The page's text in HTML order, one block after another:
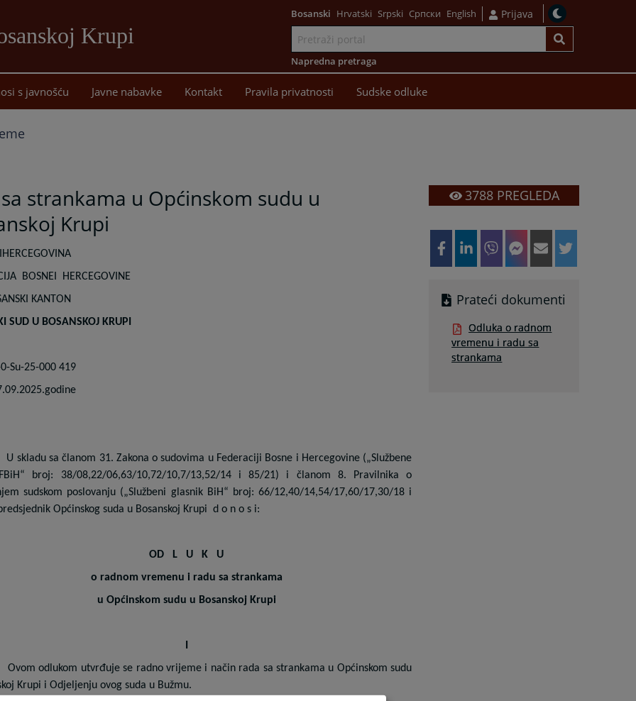
Krupi
sadržaj
Bosanski Hrvatski Srpski Српски English Prijava
Napredna pretraga
s javnošću Javne nabavke Kontakt Pravila privatnosti Sudske odluke
strankama u Općinskom sudu u
Krupi
HERCEGOVINA
BOSNE
HERCEGOVINE
KANTON
SUD U BOSANSKOJ KRUPI
Su-25-000 419
U skladu sa članom 31. Zakona o sudovima u Federaciji Bosne i Hercegovine („Službene
broj: 38/08,22/06,63/10,72/10,7/13,52/14 i 85/21) i članom 8. Pravilnika o
sudskom poslovanju („Službeni glasnik BiH“ broj: 66/12,40/14,54/17,60/17,30/18 i
Općinskog suda u Bosanskoj Krupi d o n o s i:
OD L U K
U
o radnom vremenu i radu sa strankama
u Općinskom sudu u Bosanskoj Krupi
Ovom odlukom utvrđuje se radno vrijeme i način rada sa strankama u Općinskom sudu
Krupi i Odjeljenju ovog suda u Bužmu.
3788PREGLEDA
Prateći dokumenti
Odluka o radnom
vremenu i radu sa
strankama